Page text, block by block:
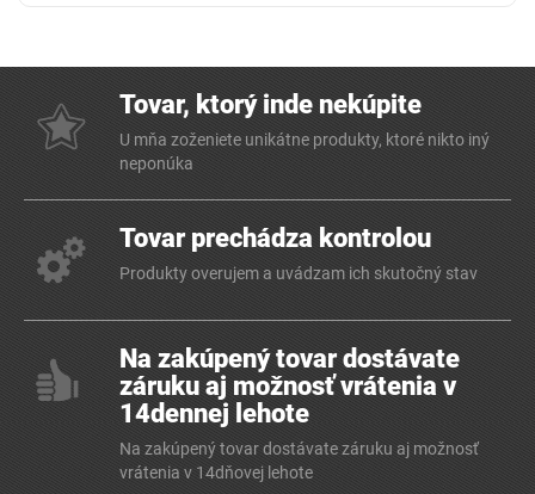
Tovar, ktorý inde nekúpite
U mňa zoženiete unikátne produkty, ktoré nikto iný
neponúka
Tovar prechádza kontrolou
Produkty overujem a uvádzam ich skutočný stav
Na zakúpený tovar dostávate
záruku aj možnosť vrátenia v
14dennej lehote
Na zakúpený tovar dostávate záruku aj možnosť
vrátenia v 14dňovej lehote